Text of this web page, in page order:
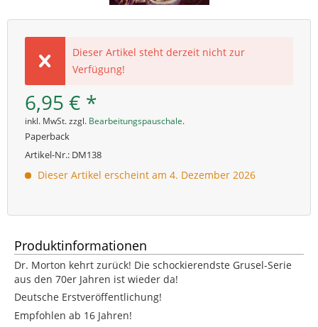
Dieser Artikel steht derzeit nicht zur
Verfügung!
6,95 € *
inkl. MwSt. zzgl. Bearbeitungspauschale.
Paperback
Artikel-Nr.: DM138
Dieser Artikel erscheint am 4. Dezember 2026
Produktinformationen
Dr. Morton kehrt zurück! Die schockierendste Grusel-Serie
aus den 70er Jahren ist wieder da!
Deutsche Erstveröffentlichung!
Empfohlen ab 16 Jahren!